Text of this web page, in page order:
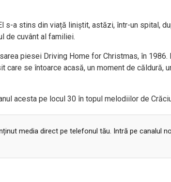
s-a stins din viață liniștit, astăzi, într-un spital,
de cuvânt al familiei.
piesei Driving Home for Christmas, în 1986.
se întoarce acasă, un moment de căldură,
acesta pe locul 30 în topul melodiilor de
media direct pe telefonul tău. Intră pe canalul